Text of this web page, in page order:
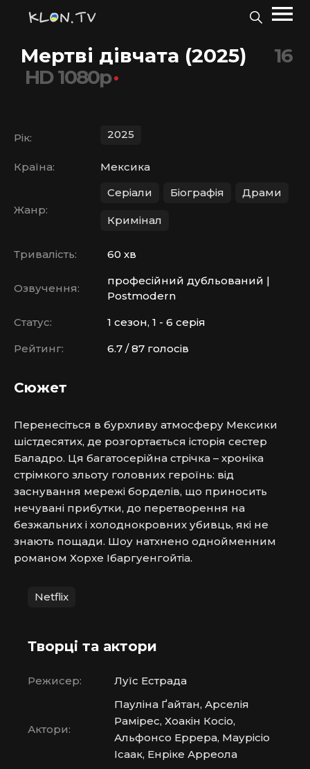
Мертві дівчата (2025)
16
HD 1080p
Рік: 2025
Країна: Мексика
Жанр:
Серіали Біографія Драми
Кримінал
Тривалість: 60 хв
Озвучення:
професійний дубльований |
Postmodern
Статус:
1 сезон, 1 - 6 серія
Рейтинг:
6.7 / 87 голосів
Сюжет
Перенесіться в бурхливу атмосферу Мексики
шістдесятих, де розгортається історія сестер
Баладро. Ця багатосерійна стрічка – хроніка
стрімкого зльоту головних героїнь: від
заснування мережі борделів, що приносить
нечувані прибутки, до перетворення на
безжальних і холоднокровних убивць, які не
знають пощади. Шоу натхнено однойменним
романом Хорхе Ібаргуенгойтіа.
Netflix
Творці та актори
Режисер: Луїс Естрада
Актори:
Пауліна Ґайтан, Арселія
Рамірес, Хоакін Косіо,
Альфонсо Еррера, Маурісіо
Ісаак, Енріке Арреола